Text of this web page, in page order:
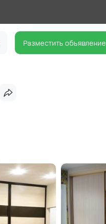
Разместить объявление